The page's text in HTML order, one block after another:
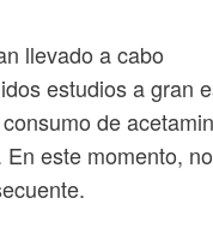
llevado a cabo
estudios a gran
de
este momento,